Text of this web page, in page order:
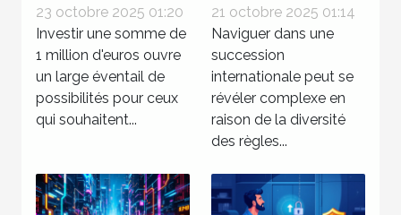
investissement
pour un capital
de 1 million
d'euros
23 octobre 2025 01:20
Investir une somme de
1 million d'euros ouvre
un large éventail de
possibilités pour ceux
qui souhaitent...
droits dans une
succession
internationale
21 octobre 2025 01:14
Naviguer dans une
succession
internationale peut se
révéler complexe en
raison de la diversité
des règles...